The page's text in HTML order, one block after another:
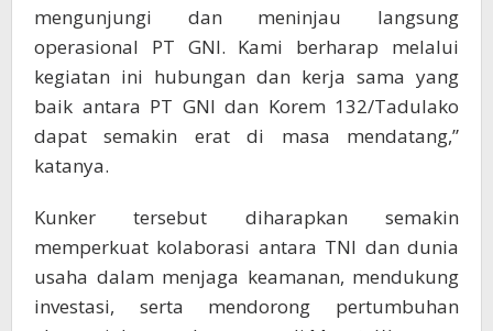
mengunjungi dan meninjau langsung
operasional PT GNI. Kami berharap melalui
kegiatan ini hubungan dan kerja sama yang
baik antara PT GNI dan Korem 132/Tadulako
dapat semakin erat di masa mendatang,”
katanya.
Kunker tersebut diharapkan semakin
memperkuat kolaborasi antara TNI dan dunia
usaha dalam menjaga keamanan, mendukung
investasi, serta mendorong pertumbuhan